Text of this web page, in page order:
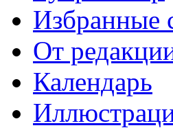
Избранные
От
Календарь